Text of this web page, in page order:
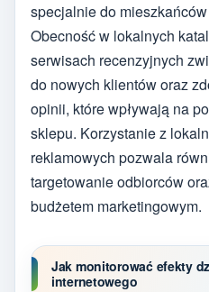
specjalnie do
Obecność w lokalnych
serwisach recenzyjnych
do nowych klientów oraz
opinii, które wpływają na
sklepu. Korzystanie z
reklamowych pozwala
targetowanie odbiorców
budżetem marketingowym.
Jak monitorować efekty
internetowego